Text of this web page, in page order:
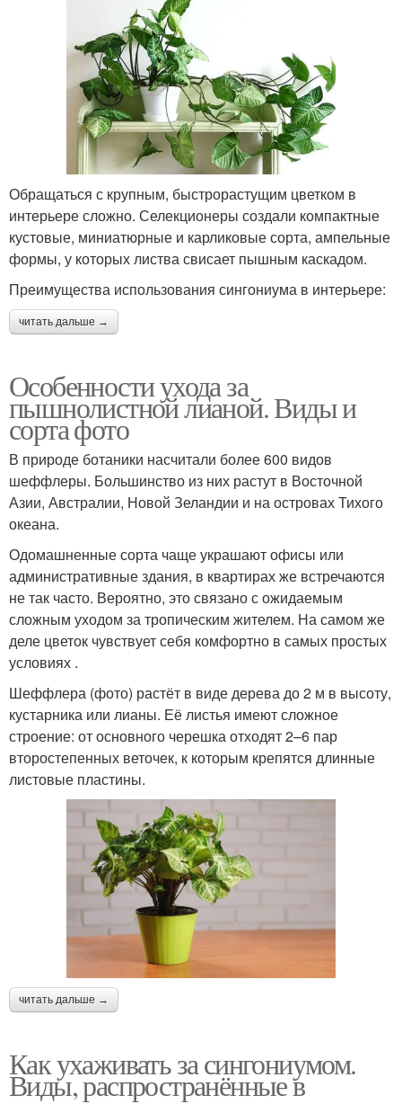
Обращаться с крупным, быстрорастущим цветком в
интерьере сложно. Селекционеры создали компактные
кустовые, миниатюрные и карликовые сорта, ампельные
формы, у которых листва свисает пышным каскадом.
Преимущества использования сингониума в интерьере:
читать дальше →
Особенности ухода за
пышнолистной лианой. Виды и
сорта фото
В природе ботаники насчитали более 600 видов
шеффлеры. Большинство из них растут в Восточной
Азии, Австралии, Новой Зеландии и на островах Тихого
океана.
Одомашненные сорта чаще украшают офисы или
административные здания, в квартирах же встречаются
не так часто. Вероятно, это связано с ожидаемым
сложным уходом за тропическим жителем. На самом же
деле цветок чувствует себя комфортно в самых простых
условиях .
Шеффлера (фото) растёт в виде дерева до 2 м в высоту,
кустарника или лианы. Её листья имеют сложное
строение: от основного черешка отходят 2–6 пар
второстепенных веточек, к которым крепятся длинные
листовые пластины.
читать дальше →
Как ухаживать за сингониумом.
Виды, распространённые в